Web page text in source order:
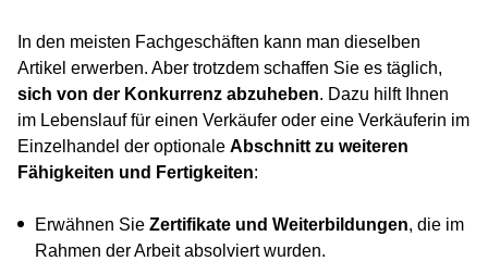
In den meisten Fachgeschäften kann man dieselben
Artikel erwerben. Aber trotzdem schaffen Sie es täglich,
sich von der Konkurrenz abzuheben. Dazu hilft Ihnen
im Lebenslauf für einen Verkäufer oder eine Verkäuferin im
Einzelhandel der optionale Abschnitt zu weiteren
Fähigkeiten und Fertigkeiten:
Erwähnen Sie Zertifikate und Weiterbildungen, die im
Rahmen der Arbeit absolviert wurden.